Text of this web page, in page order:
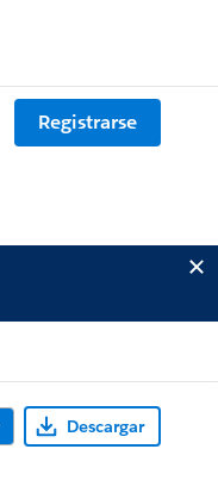
Registrarse
Descargar